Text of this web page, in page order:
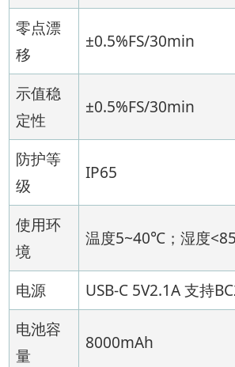
零点漂
移
±0.5%FS/30min
示值稳
定性
±0.5%FS/30min
防护等
级
IP65
使用环
境
温度5~40℃；湿度
电源
USB-C 5V2.1A 支持
电池容
量
8000mAh